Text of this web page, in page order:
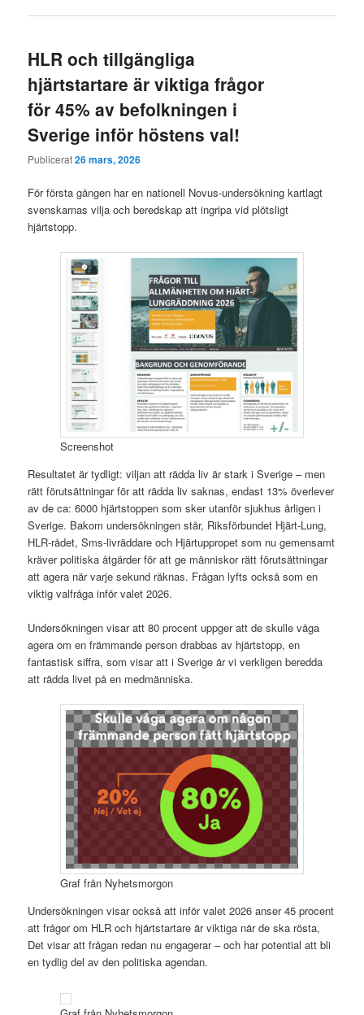
HLR och tillgängliga
hjärtstartare är viktiga frågor
för 45% av befolkningen i
Sverige inför höstens val!
Publicerat26 mars, 2026
För första gången har en nationell Novus-undersökning kartlagt
svenskarnas vilja och beredskap att ingripa vid plötsligt
hjärtstopp.
Screenshot
Resultatet är tydligt: viljan att rädda liv är stark i Sverige – men
rätt förutsättningar för att rädda liv saknas, endast 13% överlever
av de ca: 6000 hjärtstoppen som sker utanför sjukhus årligen i
Sverige. Bakom undersökningen står, Riksförbundet Hjärt-Lung,
HLR-rådet, Sms-livräddare och Hjärtuppropet som nu gemensamt
kräver politiska åtgärder för att ge människor rätt förutsättningar
att agera när varje sekund räknas. Frågan lyfts också som en
viktig valfråga inför valet 2026.
Undersökningen visar att 80 procent uppger att de skulle våga
agera om en främmande person drabbas av hjärtstopp, en
fantastisk siffra, som visar att i Sverige är vi verkligen beredda
att rädda livet på en medmänniska.
Graf från Nyhetsmorgon
Undersökningen visar också att inför valet 2026 anser 45 procent
att frågor om HLR och hjärtstartare är viktiga när de ska rösta,
Det visar att frågan redan nu engagerar – och har potential att bli
en tydlig del av den politiska agendan.